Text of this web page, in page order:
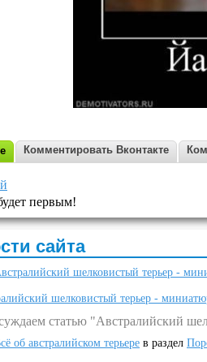
Комментировать Вконтакте
первым!
сайта
шелковистый терьер -
шелковистый терьер -
статью "Австралийский
об австралийском терьере в раздел